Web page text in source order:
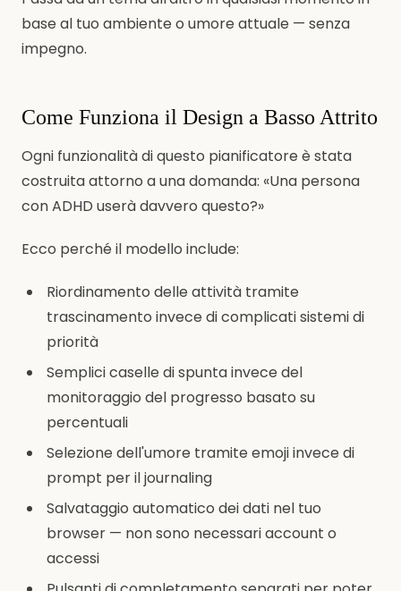
base al tuo ambiente o umore attuale — senza
impegno.
Come Funziona il Design a Basso Attrito
Ogni funzionalità di questo pianificatore è stata
costruita attorno a una domanda: «Una persona
con ADHD userà davvero questo?»
Ecco perché il modello include:
Riordinamento delle attività tramite
trascinamento invece di complicati sistemi di
priorità
Semplici caselle di spunta invece del
monitoraggio del progresso basato su
percentuali
Selezione dell'umore tramite emoji invece di
prompt per il journaling
Salvataggio automatico dei dati nel tuo
browser — non sono necessari account o
accessi